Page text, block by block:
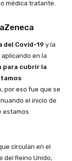
médica tratante.
del Covid-19 y la
en la
para cubrir la
por eso fue que se
el inicio de
estamos
circulan en el
del Reino Unido,